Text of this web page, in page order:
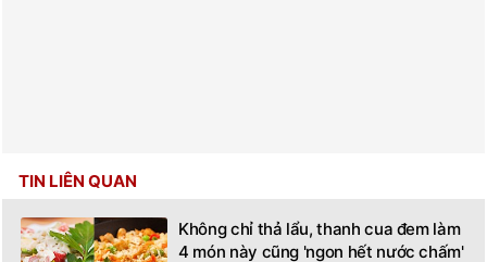
TIN LIÊN QUAN
Không chỉ thả lẩu, thanh cua đem làm
4 món này cũng 'ngon hết nước chấm'